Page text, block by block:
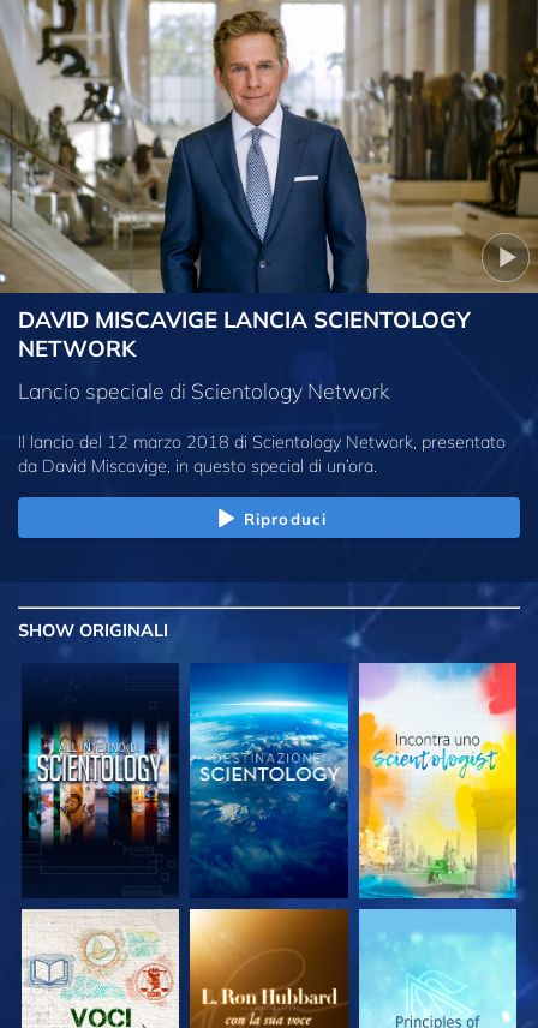
DAVID MISCAVIGE LANCIA SCIENTOLOGY
NETWORK
Lancio speciale di Scientology Network
Il lancio del 12 marzo 2018 di Scientology Network, presentato
da David Miscavige, in questo special di un’ora.
Riproduci
SHOW ORIGINALI
ESPLORA LE
SERIE
ESPLORA LE
SERIE
ESPLORA LE
SERIE